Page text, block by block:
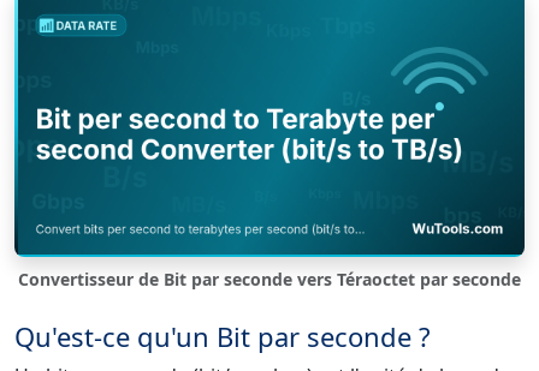
Convertisseur de Bit par seconde vers Téraoctet par seconde
Qu'est-ce qu'un Bit par seconde ?